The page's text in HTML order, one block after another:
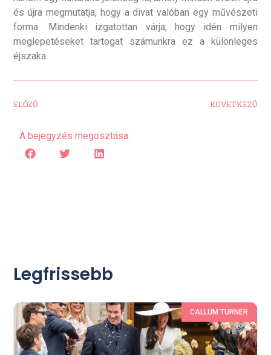
és újra megmutatja, hogy a divat valóban egy művészeti
forma. Mindenki izgatottan várja, hogy idén milyen
meglepetéseket tartogat számunkra ez a különleges
éjszaka.
ELŐZŐ KÖVETKEZŐ
A bejegyzés megosztása:
Legfrissebb
CALLUM TURNER